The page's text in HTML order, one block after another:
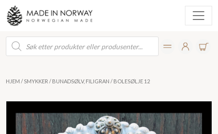
Products
search
HJEM / SMYKKER / BUNADSØLV, FILIGRAN / BOLESØLJE 12